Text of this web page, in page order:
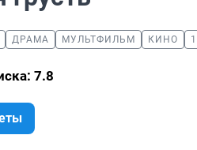
ДРАМА МУЛЬТФИЛЬМ КИНО
7.8